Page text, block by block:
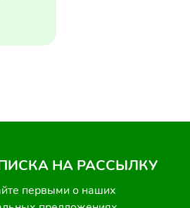
НА РАССЫЛКУ
первыми о наших